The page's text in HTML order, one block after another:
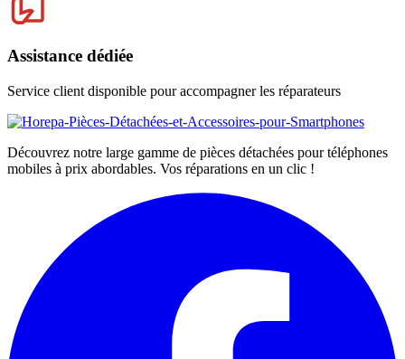
Assistance dédiée
Service client disponible pour accompagner les réparateurs
Découvrez notre large gamme de pièces détachées pour téléphones
mobiles à prix abordables. Vos réparations en un clic !